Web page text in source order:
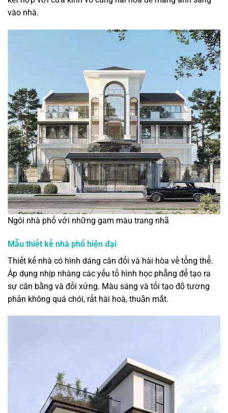
vào nhà.
Ngôi nhà phố với những gam màu trang nhã
Mẫu thiết kế nhà phố hiện đại
Thiết kế nhà có hình dáng cân đối và hài hòa về tổng thể.
Áp dụng nhịp nhàng các yếu tố hình học phẳng để tạo ra
sự cân bằng và đối xứng. Màu sáng và tối tạo độ tương
phản không quá chói, rất hài hoà, thuận mắt.